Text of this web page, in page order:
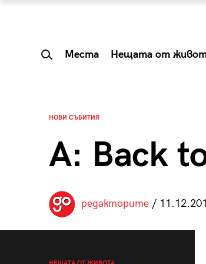
Места Нещата от
НОВИ СЪБИТИЯ
A: Back
редакторите/